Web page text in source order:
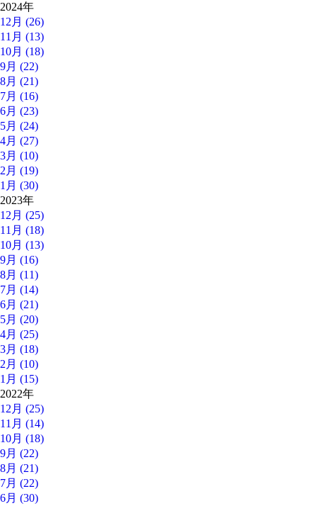
2024年
12月 (26)
11月 (13)
10月 (18)
9月 (22)
8月 (21)
7月 (16)
6月 (23)
5月 (24)
4月 (27)
3月 (10)
2月 (19)
1月 (30)
2023年
12月 (25)
11月 (18)
10月 (13)
9月 (16)
8月 (11)
7月 (14)
6月 (21)
5月 (20)
4月 (25)
3月 (18)
2月 (10)
1月 (15)
2022年
12月 (25)
11月 (14)
10月 (18)
9月 (22)
8月 (21)
7月 (22)
6月 (30)